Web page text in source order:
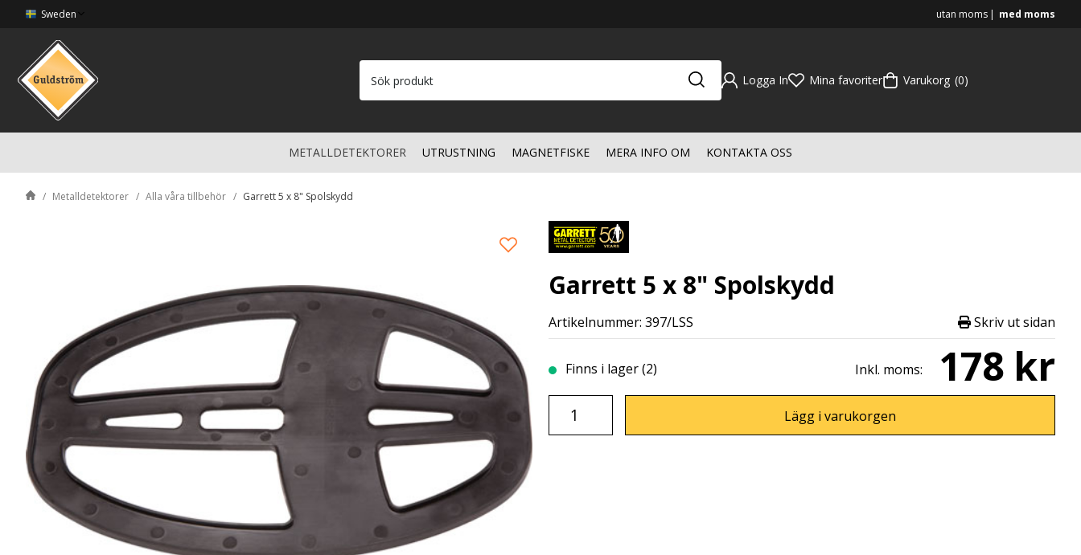
Sweden utan moms med moms
Logga In Mina favoriter Varukorg 0
METALLDETEKTORER UTRUSTNING MAGNETFISKE MERA INFO OM KONTAKTA OSS
Metalldetektorer Alla våra tillbehör Garrett 5 x 8" Spolskydd
Garrett 5 x 8" Spolskydd
Artikelnummer: 397/LSS Skriv ut sidan
Finns i lager (2) Inkl. moms: 178 kr
Lägg i varukorgen